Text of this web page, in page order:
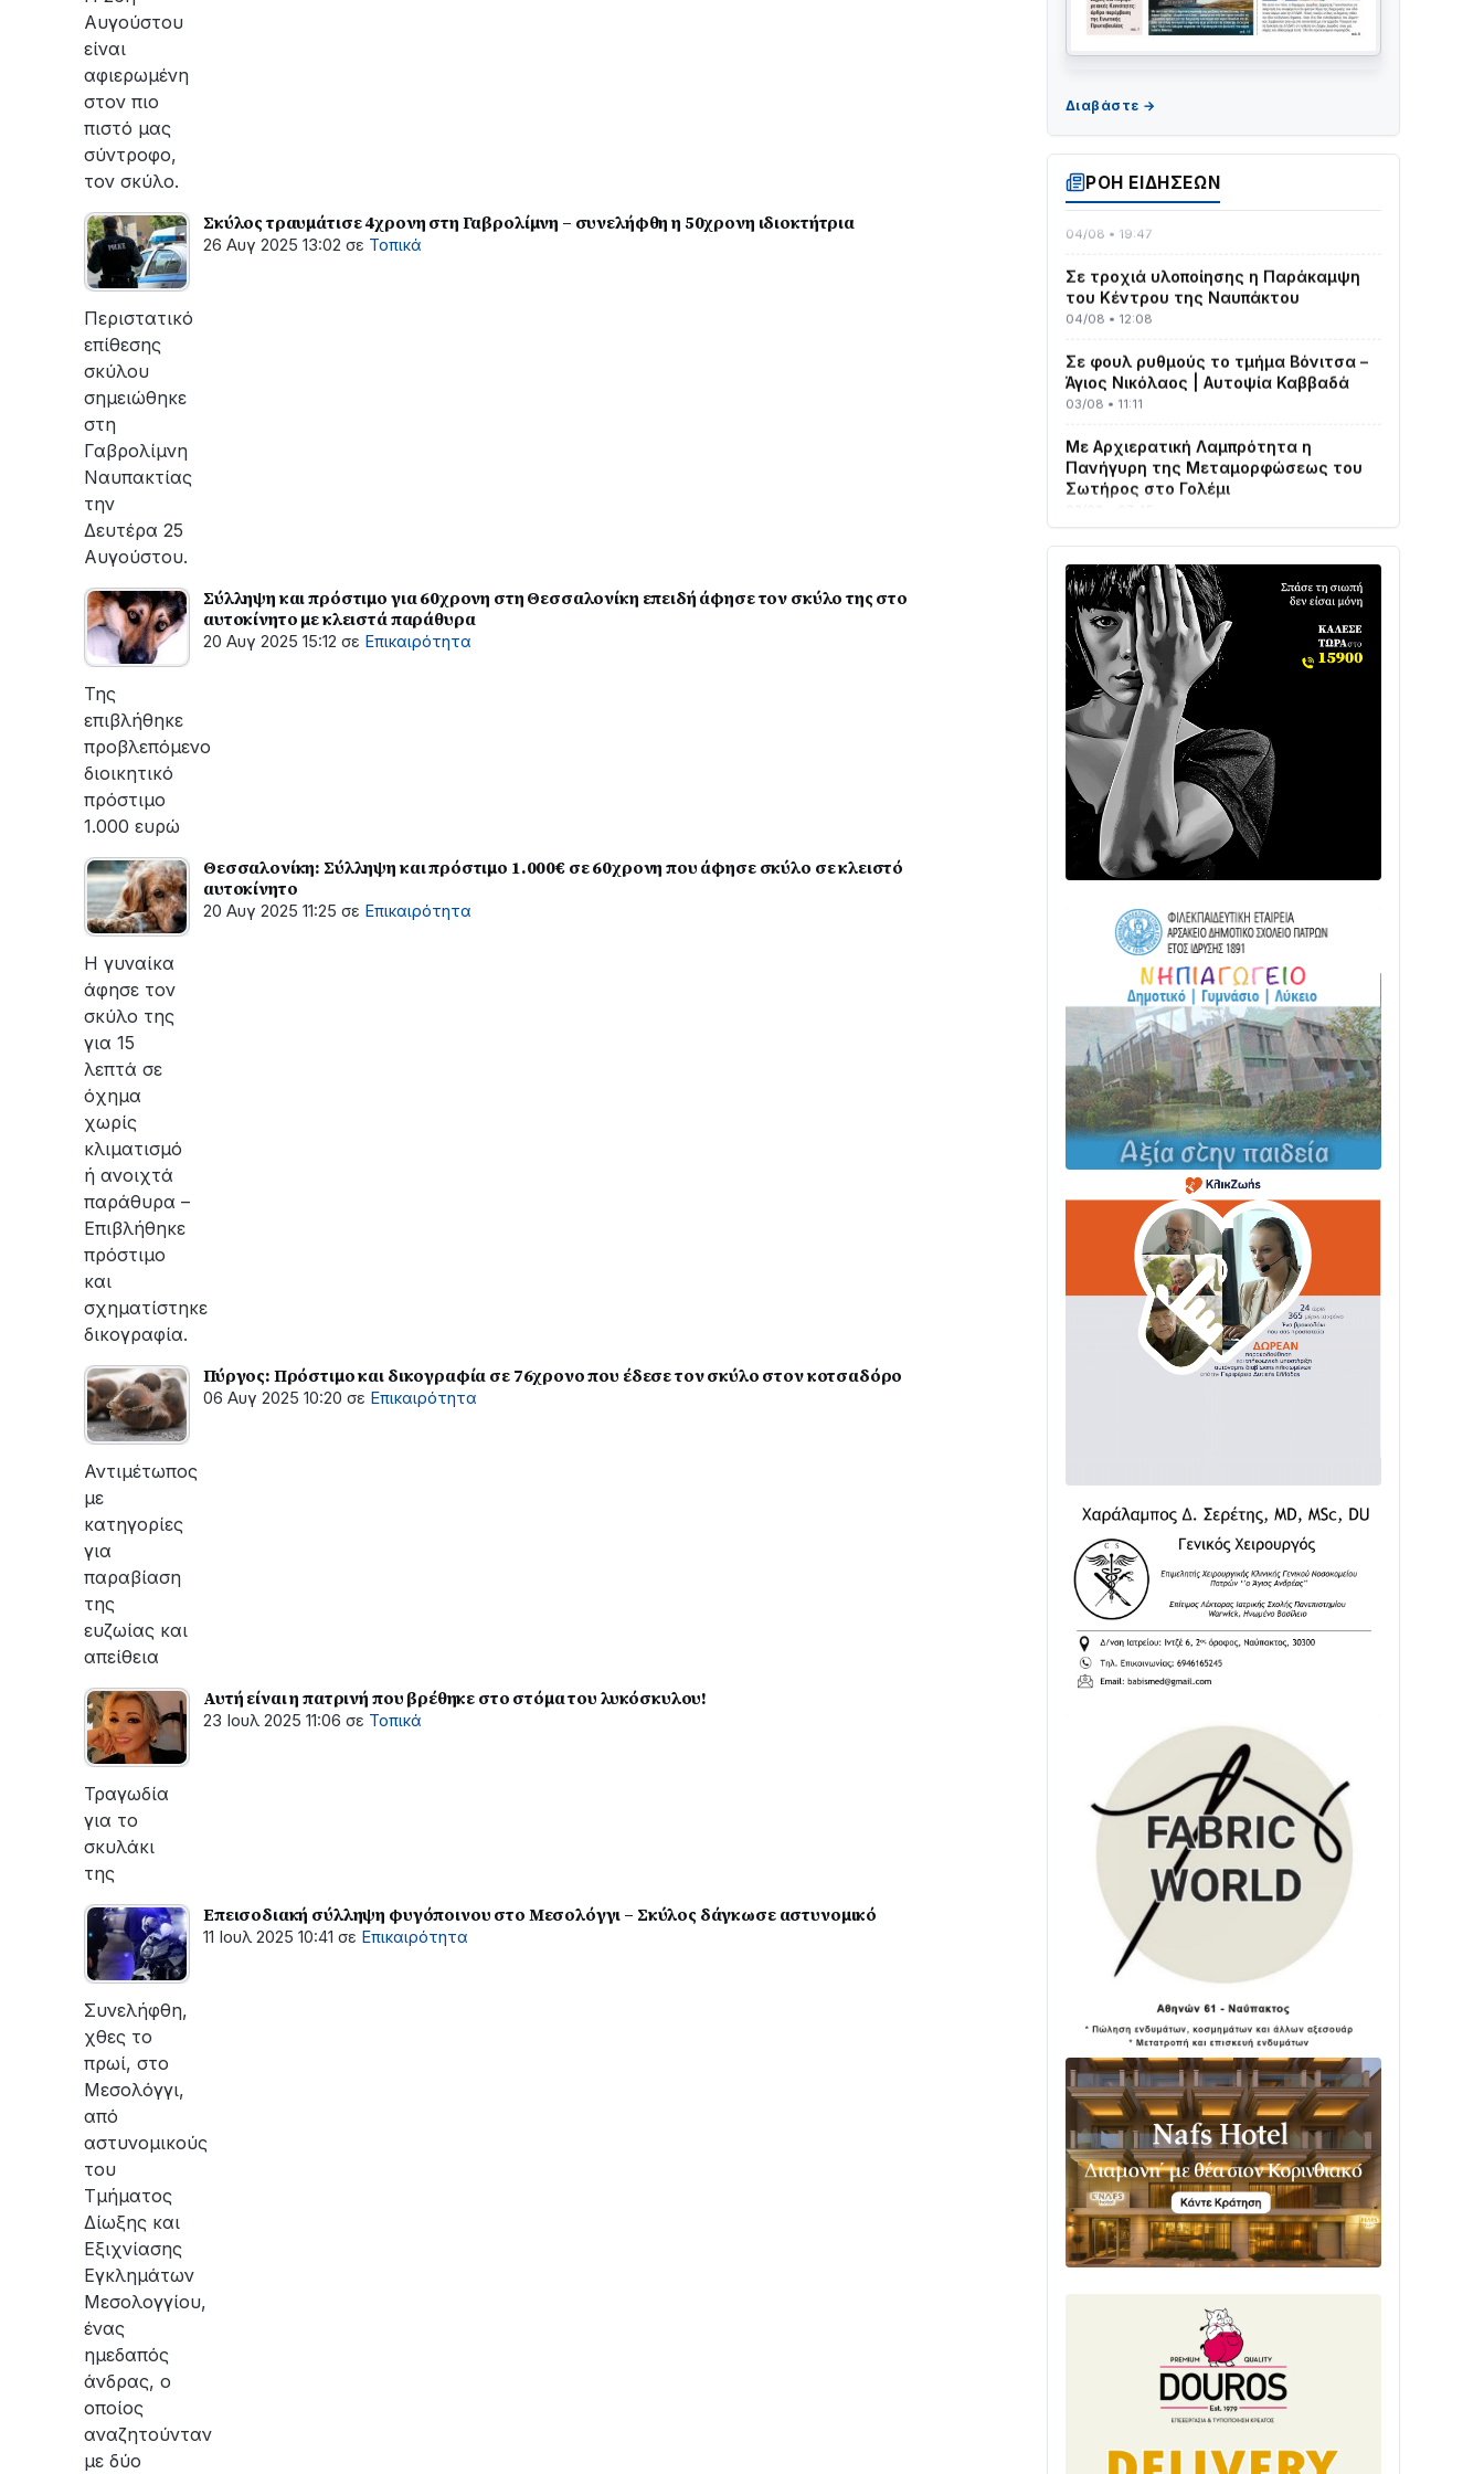
Αυγούστου
είναι
αφιερωμένη
στον πιο
πιστό μας
σύντροφο,
τον σκύλο.
Σκύλος τραυμάτισε 4χρονη στη Γαβρολίμνη – συνελήφθη η 50χρονη ιδιοκτήτρια
26 Αυγ 2025 13:02 σε Τοπικά
Περιστατικό
επίθεσης
σκύλου
σημειώθηκε
στη
Γαβρολίμνη
Ναυπακτίας
την
Δευτέρα 25
Αυγούστου.
Σύλληψη και πρόστιμο για 60χρονη στη Θεσσαλονίκη επειδή άφησε τον σκύλο της στο
αυτοκίνητο με κλειστά παράθυρα
20 Αυγ 2025 15:12 σε Επικαιρότητα
Της
επιβλήθηκε
προβλεπόμενο
διοικητικό
πρόστιμο
1.000 ευρώ
Θεσσαλονίκη: Σύλληψη και πρόστιμο 1.000€ σε 60χρονη που άφησε σκύλο σε κλειστό
αυτοκίνητο
20 Αυγ 2025 11:25 σε Επικαιρότητα
Η γυναίκα
άφησε τον
σκύλο της
για 15
λεπτά σε
όχημα
χωρίς
κλιματισμό
ή ανοιχτά
παράθυρα –
Επιβλήθηκε
πρόστιμο
και
σχηματίστηκε
δικογραφία.
Πύργος: Πρόστιμο και δικογραφία σε 76χρονο που έδεσε τον σκύλο στον κοτσαδόρο
06 Αυγ 2025 10:20 σε Επικαιρότητα
Αντιμέτωπος
με
κατηγορίες
για
παραβίαση
της
ευζωίας και
απείθεια
Αυτή είναι η πατρινή που βρέθηκε στο στόμα του λυκόσκυλου!
23 Ιουλ 2025 11:06 σε Τοπικά
Τραγωδία
για το
σκυλάκι
της
Επεισοδιακή σύλληψη φυγόποινου στο Μεσολόγγι – Σκύλος δάγκωσε αστυνομικό
11 Ιουλ 2025 10:41 σε Επικαιρότητα
Συνελήφθη,
χθες το
πρωί, στο
Μεσολόγγι,
από
αστυνομικούς
του
Τμήματος
Δίωξης και
Εξιχνίασης
Εγκλημάτων
Μεσολογγίου,
ένας
ημεδαπός
άνδρας, ο
οποίος
αναζητούνταν
με δύο
ΡΟΗ ΕΙΔΗΣΕΩΝ
ΤΟ ΠΑΡΤΥ ΣΥΝΕΧΙΖΕΤΑΙ…
Στο σκοτάδι μεγάλο μέρος στο Λυγιά
Ναυπάκτου
04/08 • 19:47
του Κέντρου της Ναυπάκτου
04/08 • 12:08
Άγιος Νικόλαος | Αυτοψία Καββαδά
03/08 • 11:11
Πανήγυρη της Μεταμορφώσεως του
Σωτήρος στο Γολέμι
03/08 • 07:45
Ενισχύεται η Πολιτική Προστασία στο
Δήμο Αγρινίου με δύο νέα υδροφόρα
οχήματα
02/08 • 18:26
Διαβάστε την «Ναυπακτία» που
κυκλοφορεί
31/07 • 08:16
Δωρίδα για Όλους: «Καμία εκχώρηση
των νερών στην ΕΥΔΑΠ»
28/07 • 21:46
Διαβάστε την «Ναυπακτία» που
κυκλοφορεί
24/07 • 11:31
ΣΤΗΝ ΠΥΡΟΣΒΕΣΤΙΚΗ ΓΙΑ ΦΩΤΙΑ ΣΤΟΝ
ΑΓΙΟ ΗΛΙΑ ΠΡΙΝ ΤΗ ΓΡΑΝΙΤΣΑ
24/07 • 11:03
ΤΟ ΠΑΡΤΥ ΣΥΝΕΧΙΖΕΤΑΙ…
05/08 • 08:41
Στο σκοτάδι μεγάλο μέρος στο Λυγιά
Ναυπάκτου
04/08 • 19:47
Σε τροχιά υλοποίησης η Παράκαμψη
του Κέντρου της Ναυπάκτου
Σε φουλ ρυθμούς το τμήμα Βόνιτσα –
Άγιος Νικόλαος | Αυτοψία Καββαδά
03/08 • 11:11
Με Αρχιερατική Λαμπρότητα η
Πανήγυρη της Μεταμορφώσεως του
Σωτήρος στο Γολέμι
02/08 • 18:26
Διαβάστε την «Ναυπακτία» που
κυκλοφορεί
31/07 • 08:16
Δωρίδα για Όλους: «Καμία εκχώρηση
των νερών στην ΕΥΔΑΠ»
28/07 • 21:46
ΕΚΤΑΚΤΟ – ΝΑΥΠΑΚΤΙΑ: ΣΥΝΑΓΕΡΜΟΣ
ΣΤΗΝ ΠΥΡΟΣΒΕΣΤΙΚΗ ΓΙΑ ΦΩΤΙΑ ΣΤΟΝ
ΑΓΙΟ ΗΛΙΑ ΠΡΙΝ ΤΗ ΓΡΑΝΙΤΣΑ